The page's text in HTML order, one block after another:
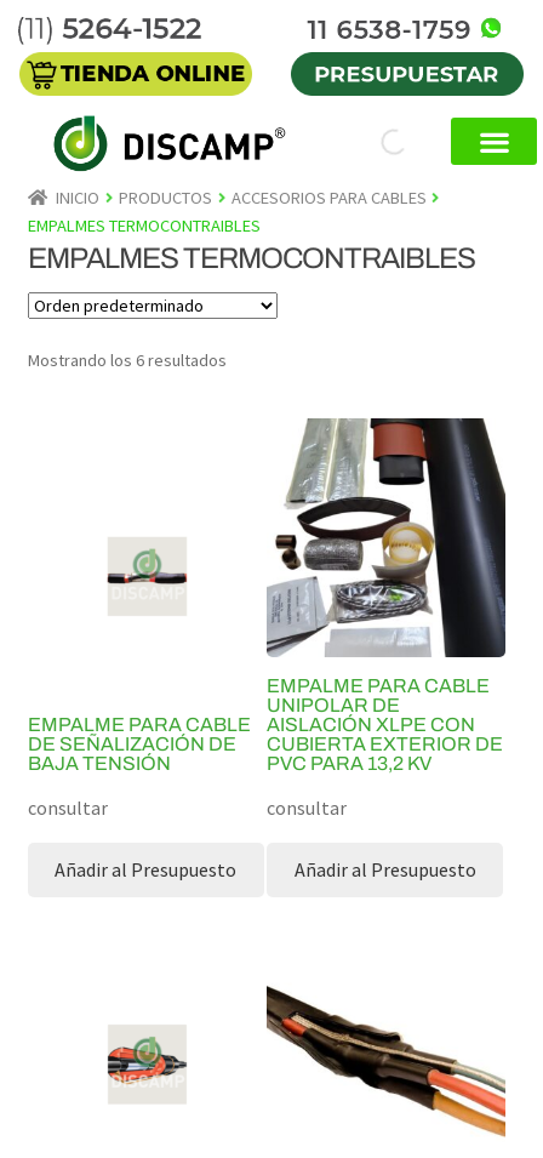
INICIO PRODUCTOS
ACCESORIOS PARA CABLES
EMPALMES TERMOCONTRAIBLES
EMPALMES TERMOCONTRAIBLES
Mostrando los 6 resultados
EMPALME PARA CABLE
DE SEÑALIZACIÓN DE
BAJA TENSIÓN
consultar
Añadir al Presupuesto
EMPALME PARA CABLE
UNIPOLAR DE
AISLACIÓN XLPE CON
CUBIERTA EXTERIOR DE
PVC PARA 13,2 KV
consultar
Añadir al Presupuesto